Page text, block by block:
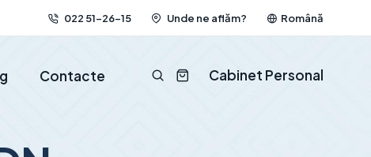
022 51-26-15 Unde ne aflăm? Română
Contacte Cabinet Personal